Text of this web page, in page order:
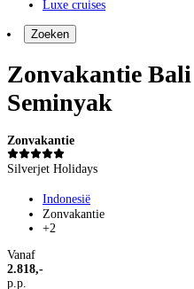
Luxe cruises
Zoeken
Zonvakantie
Seminyak
Zonvakantie
Silverjet Holidays
Indonesië
Zonvakantie
+2
Vanaf
2.818,-
p.p.